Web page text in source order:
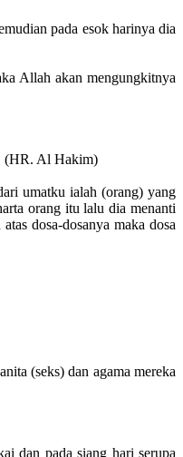
pada esok harinya dia
Allah akan mengungkitnya
(HR. Al Hakim)
umatku ialah (orang) yang
orang itu lalu dia menanti
dosa-dosanya maka dosa
(seks) dan agama mereka
dan pada siang hari serupa